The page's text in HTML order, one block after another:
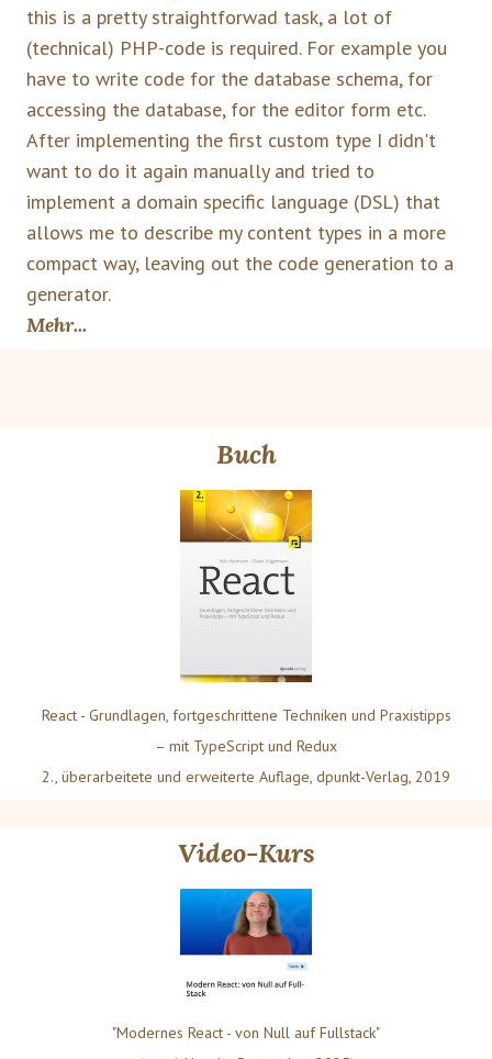
this is a pretty straightforwad task, a lot of
(technical) PHP-code is required. For example you
have to write code for the database schema, for
accessing the database, for the editor form etc.
After implementing the first custom type I didn't
want to do it again manually and tried to
implement a domain specific language (DSL) that
allows me to describe my content types in a more
compact way, leaving out the code generation to a
generator.
Mehr...
Buch
React - Grundlagen, fortgeschrittene Techniken und Praxistipps
– mit TypeScript und Redux
2., überarbeitete und erweiterte Auflage, dpunkt-Verlag, 2019
Video-Kurs
"Modernes React - von Null auf Fullstack"